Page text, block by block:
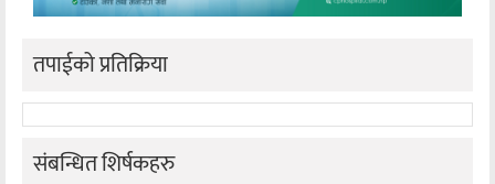
तपाईको प्रतिक्रिया
संबन्धित शिर्षकहरु